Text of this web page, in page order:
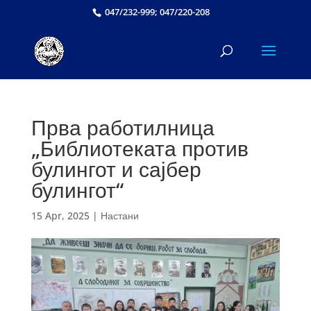
047/232-999; 047/220-208
Прва работилница
„Библиотеката против
булингот и сајбер
булингот“
15 Apr, 2025| Настани